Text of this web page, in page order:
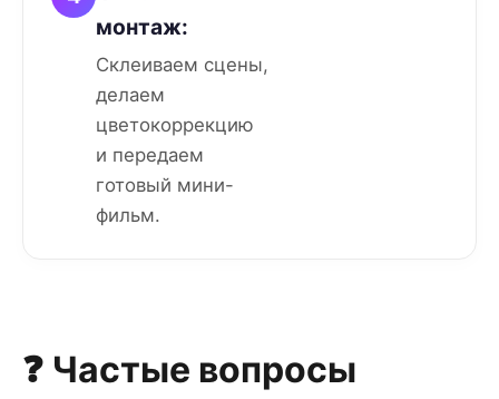
монтаж:
Склеиваем сцены,
делаем
цветокоррекцию
и передаем
готовый мини-
фильм.
❓ Частые вопросы